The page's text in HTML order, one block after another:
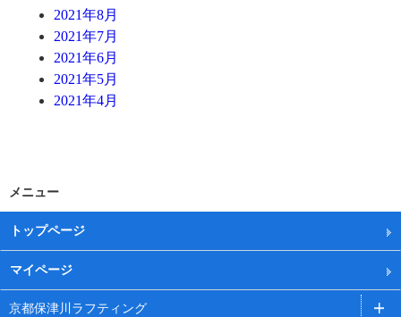
2021年8月
2021年7月
2021年6月
2021年5月
2021年4月
メニュー
トップページ
マイページ
京都保津川ラフティング